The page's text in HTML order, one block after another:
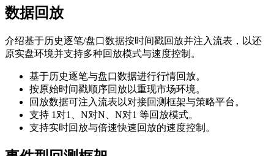
数据回放
介绍基于历史逐笔/盘口数据按时间戳回放并注入流表，以还
原实盘环境并支持多种回放模式与速度控制。
基于历史逐笔与盘口数据进行行情回放。
按原始时间戳顺序回放以重现市场环境。
回放数据可注入流表以对接回测框架与策略平台。
支持 1对1、N对N、N对1 等回放模式。
支持实时回放与倍速快速回放的速度控制。